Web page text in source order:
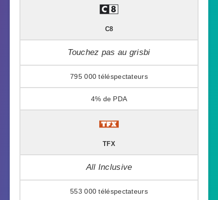
C8
Touchez pas au grisbi
795 000
4%
TFX
All Inclusive
553 000